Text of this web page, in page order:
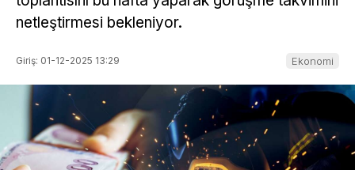
netleştirmesi bekleniyor.
Giriş: 01-12-2025 13:29 Ekonomi